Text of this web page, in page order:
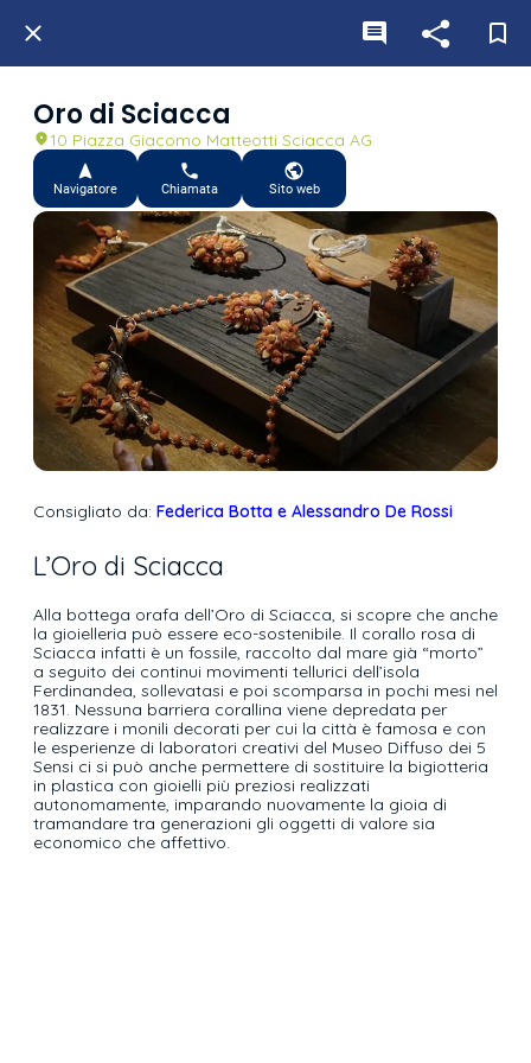
Oro di Sciacca
10 Piazza Giacomo Matteotti Sciacca AG
Navigatore Chiamata Sito web
Consigliato da: Federica Botta e Alessandro De Rossi
L’Oro di Sciacca
Alla bottega orafa dell’Oro di Sciacca, si scopre che anche
la gioielleria può essere eco-sostenibile. Il corallo rosa di
Sciacca infatti è un fossile, raccolto dal mare già “morto”
a seguito dei continui movimenti tellurici dell’isola
Ferdinandea, sollevatasi e poi scomparsa in pochi mesi nel
1831. Nessuna barriera corallina viene depredata per
realizzare i monili decorati per cui la città è famosa e con
le esperienze di laboratori creativi del Museo Diffuso dei 5
Sensi ci si può anche permettere di sostituire la bigiotteria
in plastica con gioielli più preziosi realizzati
autonomamente, imparando nuovamente la gioia di
tramandare tra generazioni gli oggetti di valore sia
economico che affettivo.